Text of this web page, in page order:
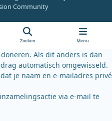
o
k
b
k
y
Community
Zoeken Menu
Als dit anders is dan
automatisch omgewisseld.
je naam en e-mailadres privé
via e-mail te